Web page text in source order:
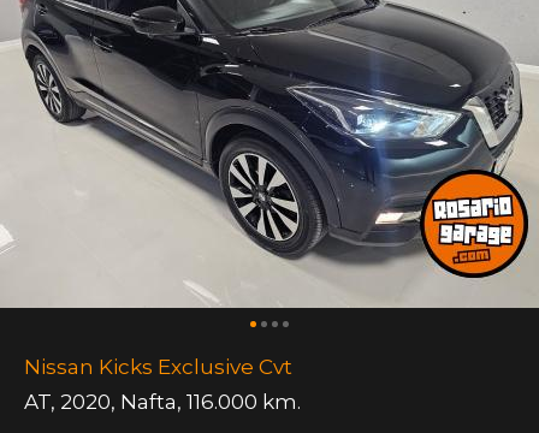
Nissan Kicks Exclusive Cvt
AT, 2020, Nafta, 116.000 km.